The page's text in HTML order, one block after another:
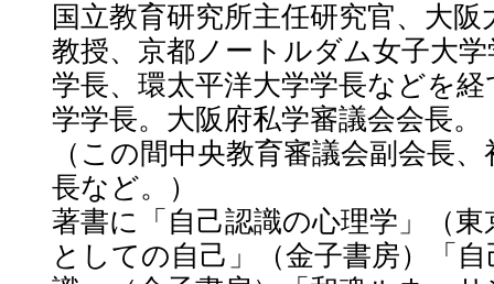
国立教育研究所主任研究官、大
教授、京都ノートルダム女子大
学長、環太平洋大学学長などを
学学長。大阪府私学審議会会長。
（この間中央教育審議会副会長
長など。）
著書に「自己認識の心理学」（
としての自己」（金子書房）「